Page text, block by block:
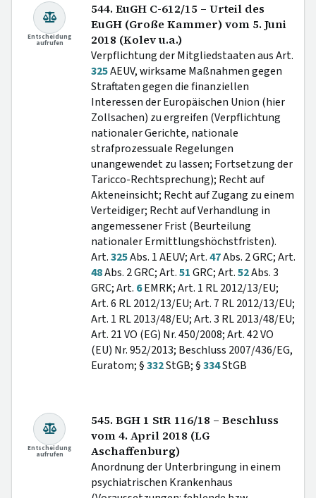
Entscheidung
aufrufen
544. EuGH C-612/15 – Urteil des
EuGH (Große Kammer) vom 5. Juni
2018 (Kolev u.a.)
Verpflichtung der Mitgliedstaaten aus Art.
325AEUV, wirksame Maßnahmen gegen
Straftaten gegen die finanziellen
Interessen der Europäischen Union (hier
Zollsachen) zu ergreifen (Verpflichtung
nationaler Gerichte, nationale
strafprozessuale Regelungen
unangewendet zu lassen; Fortsetzung der
Taricco-Rechtsprechung); Recht auf
Akteneinsicht; Recht auf Zugang zu einem
Verteidiger; Recht auf Verhandlung in
angemessener Frist (Beurteilung
nationaler Ermittlungshöchstfristen).
Art.325Abs. 1 AEUV; Art.47Abs. 2 GRC; Art.
48Abs. 2 GRC; Art.51GRC; Art.52Abs. 3
GRC; Art. 6EMRK; Art. 1 RL 2012/13/EU;
Art. 6 RL 2012/13/EU; Art. 7 RL 2012/13/EU;
Art. 1 RL 2013/48/EU; Art. 3 RL 2013/48/EU;
Art. 21 VO (EG) Nr. 450/2008; Art. 42 VO
(EU) Nr. 952/2013; Beschluss 2007/436/EG,
Euratom; §332StGB; §334StGB
Entscheidung
aufrufen
545. BGH 1 StR 116/18 – Beschluss
vom 4. April 2018 (LG
Aschaffenburg)
Anordnung der Unterbringung in einem
psychiatrischen Krankenhaus